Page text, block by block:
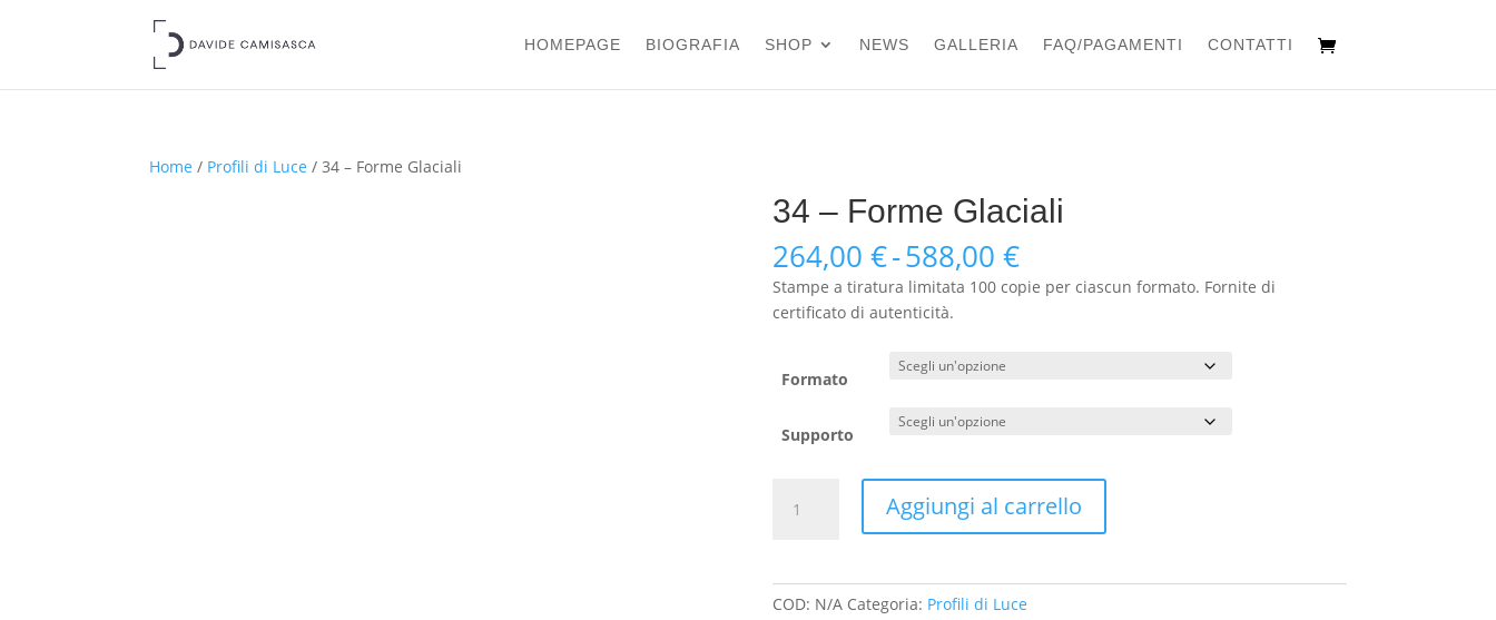
HOMEPAGE BIOGRAFIA SHOP NEWS GALLERIA FAQ/PAGAMENTI CONTATTI
Home / Profili di Luce / 34 – Forme Glaciali
34 – Forme Glaciali
264,00 €-588,00 €Fascia
di
prezzo:
Stampe a tiratura limitata 100 copie per ciascun formato. Fornite di
certificato di autenticità.
Formato
Supporto
Aggiungi al carrello
COD: N/A Categoria: Profili di Luce